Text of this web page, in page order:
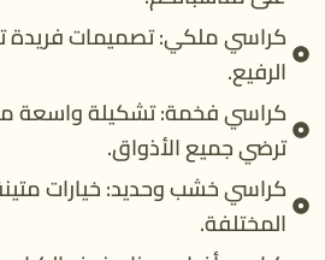
كراسي ملكي: تصميمات فريدة
الرفيع.
كراسي فخمة: تشكيلة واسعة
ترضي جميع الأذواق.
كراسي خشب وحديد: خيارات
المختلفة.